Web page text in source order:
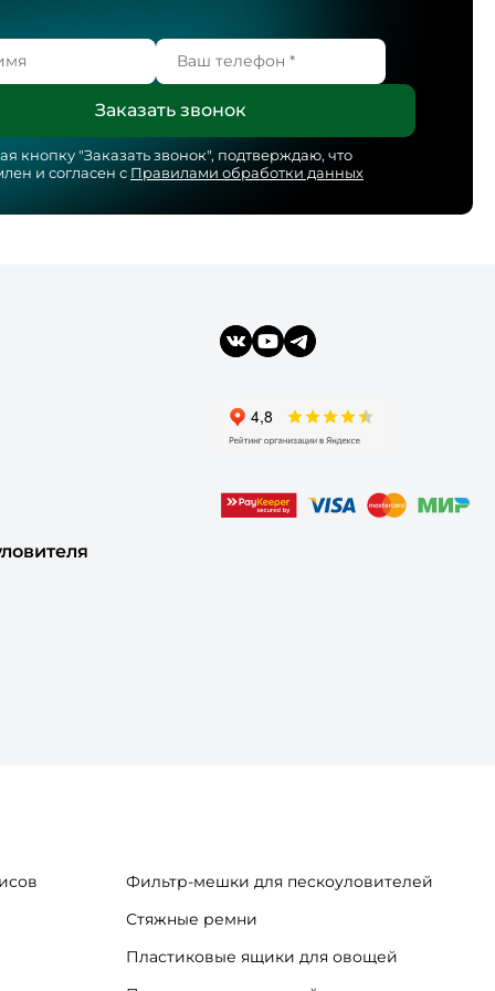
кнопку "Заказать звонок", подтверждаю, что
и согласен с Правилами обработки данных
Фильтр-мешки для пескоуловителей
Стяжные ремни
Пластиковые ящики для овощей